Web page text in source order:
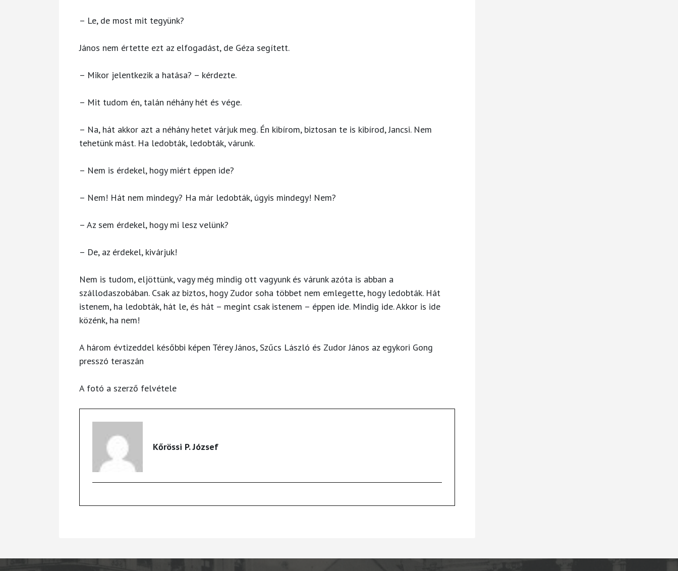
– Le, de most mit tegyünk?
János nem értette ezt az elfogadást, de Géza segített.
– Mikor jelentkezik a hatása? – kérdezte.
– Mit tudom én, talán néhány hét és vége.
– Na, hát akkor azt a néhány hetet várjuk meg. Én kibírom, biztosan te is kibírod, Jancsi. Nem
tehetünk mást. Ha ledobták, ledobták, várunk.
– Nem is érdekel, hogy miért éppen ide?
– Nem! Hát nem mindegy? Ha már ledobták, úgyis mindegy! Nem?
– Az sem érdekel, hogy mi lesz velünk?
– De, az érdekel, kivárjuk!
Nem is tudom, eljöttünk, vagy még mindig ott vagyunk és várunk azóta is abban a
szállodaszobában. Csak az biztos, hogy Zudor soha többet nem emlegette, hogy ledobták. Hát
istenem, ha ledobták, hát le, és hát – megint csak istenem – éppen ide. Mindig ide. Akkor is ide
közénk, ha nem!
A három évtizeddel későbbi képen Térey János, Szűcs László és Zudor János az egykori Gong
presszó teraszán
A fotó a szerző felvétele
Kőrössi P. József